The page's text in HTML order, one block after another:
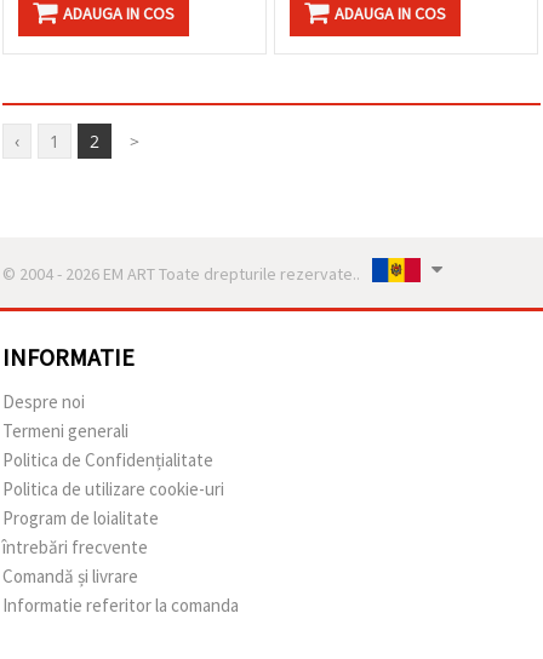
ADAUGA IN COS ADAUGA IN COS
‹ 1 2 >
© 2004 - 2026 EM ART Toate drepturile rezervate..
INFORMATIE
Despre noi
Termeni generali
Politica de Confidențialitate
Politica de utilizare cookie-uri
Program de loialitate
întrebări frecvente
Comandă și livrare
Informatie referitor la comanda